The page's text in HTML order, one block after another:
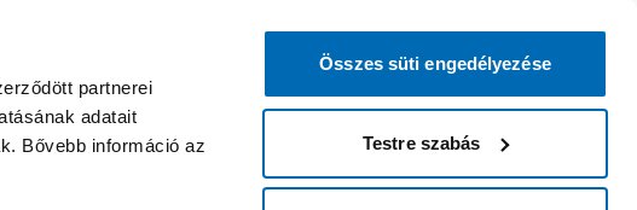
partnerei
adatait
Bővebb információ az
Összes süti engedélyezése
Testre szabás